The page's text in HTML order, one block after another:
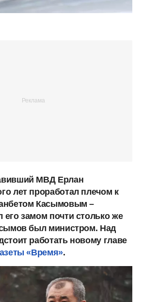
МВД Ерлан
лет проработал плечом к
Касымовым –
его замом почти столько же
был министром. Над
работать новому главе
«Время».